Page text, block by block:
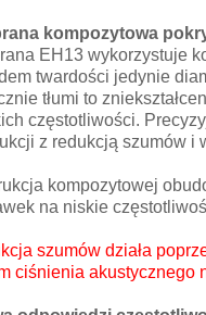
kompozytowa
EH13 wykorzystuje
twardości jedynie
tłumi to
częstotliwości.
z redukcją szumów i
kompozytowej
na niskie
szumów działa
ciśnienia akustycznego